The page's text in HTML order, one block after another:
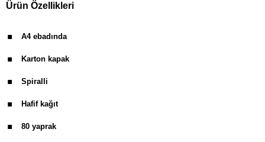
Ürün Özellikleri
. A4 ebadında
. Karton kapak
. Spiralli
. Hafif kağıt
. 80 yaprak